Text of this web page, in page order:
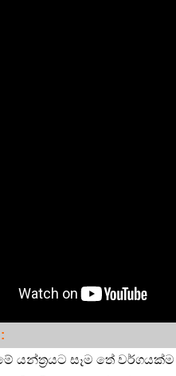
යන්ත්‍රයට සෑම තේ